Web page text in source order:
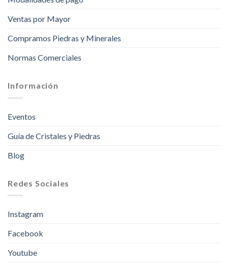
Ventas por Mayor
Compramos Piedras y Minerales
Normas Comerciales
Información
Eventos
Guía de Cristales y Piedras
Blog
Redes Sociales
Instagram
Facebook
Youtube